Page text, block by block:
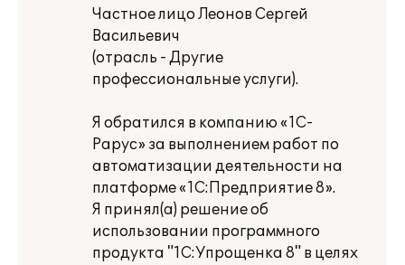
Частное лицо Леонов Сергей
Васильевич
(отрасль - Другие
профессиональные услуги).
Я обратился в компанию «1С-
Рарус» за выполнением работ по
автоматизации деятельности на
платформе «1С:Предприятие 8».
Я принял(а) решение об
использовании программного
продукта "1С:Упрощенка 8" в целях